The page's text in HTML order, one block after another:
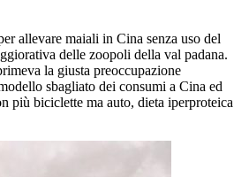
allevare maiali in Cina senza uso del
delle zoopoli della val padana.
la giusta preoccupazione
sbagliato dei consumi a Cina ed
più biciclette ma auto, dieta iperproteica